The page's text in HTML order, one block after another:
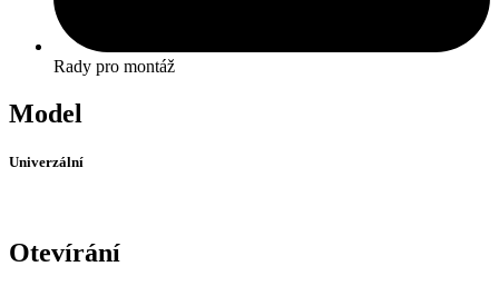
Rady pro montáž
Model
Univerzální
Otevírání